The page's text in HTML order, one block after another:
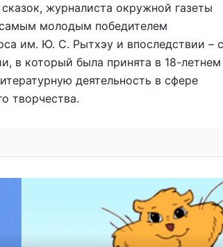
журналиста окружной газеты
молодым победителем
им. Ю. С. Рытхэу и впоследствии –
в который была принята в 18-летнем
деятельность в сфере
творчества.